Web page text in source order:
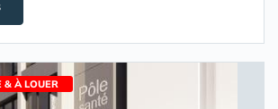
& À LOUER